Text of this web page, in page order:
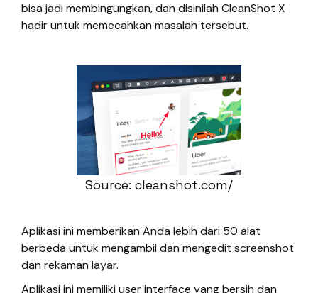
bisa jadi membingungkan, dan disinilah CleanShot X
hadir untuk memecahkan masalah tersebut.
Source: cleanshot.com/
Aplikasi ini memberikan Anda lebih dari 50 alat
berbeda untuk mengambil dan mengedit screenshot
dan rekaman layar.
Aplikasi ini memiliki user interface yang bersih dan